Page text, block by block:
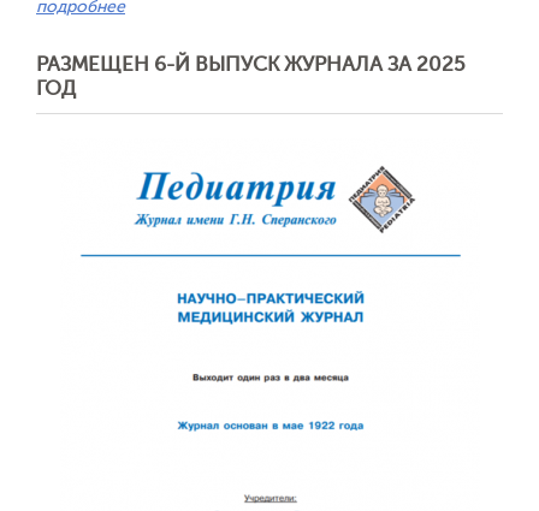
подробнее
РАЗМЕЩЕН 6-Й ВЫПУСК ЖУРНАЛА ЗА 2025
ГОД